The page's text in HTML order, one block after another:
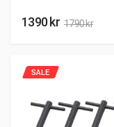
1390kr 1790kr
SALE